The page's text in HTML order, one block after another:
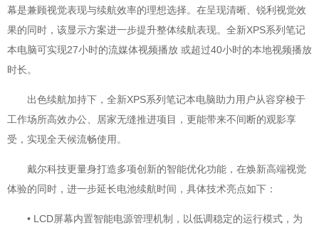
幕是兼顾视觉表现与续航效率的理想选择。在呈现清晰、锐利视觉效
果的同时，该显示方案进一步提升整体续航表现。全新XPS系列笔记
本电脑可实现27小时的流媒体视频播放 或超过40小时的本地视频播放
时长。
出色续航加持下，全新XPS系列笔记本电脑助力用户从容穿梭于
工作场所高效办公、居家无缝推进项目，更能带来不间断的观影享
受，实现全天候流畅使用。
戴尔科技更量身打造多项创新的智能优化功能，在焕新高端视觉
体验的同时，进一步延长电池续航时间，具体技术亮点如下：
• LCD屏幕内置智能电源管理机制，以低调稳定的运行模式，为